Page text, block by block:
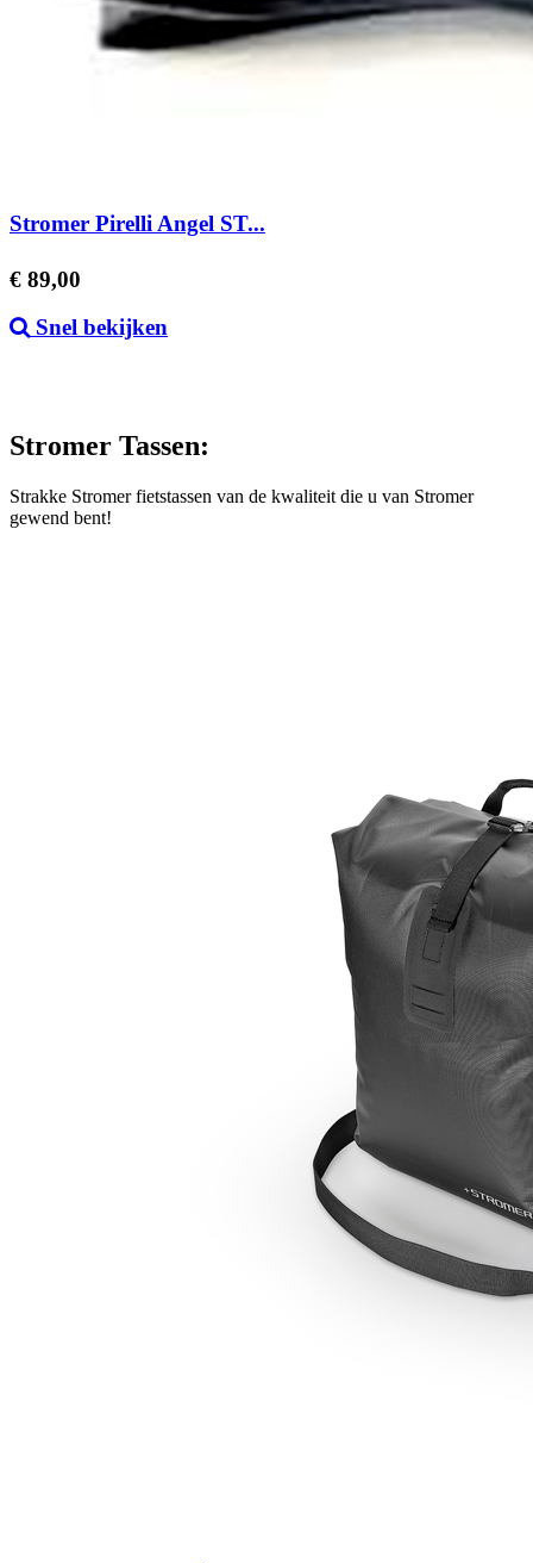
Stromer Pirelli Angel ST...
Prijs
€ 89,00
Snel bekijken
Stromer Tassen:
Strakke Stromer fietstassen van de kwaliteit die u van Stromer
gewend bent!